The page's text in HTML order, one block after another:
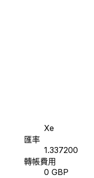
Xe
匯率
1.337200
轉帳費用
0 GBP